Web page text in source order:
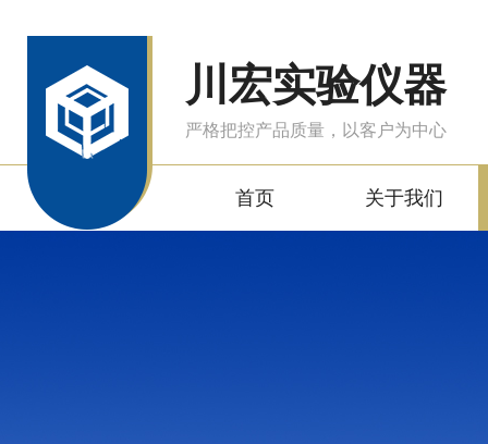
川宏实验仪器
严格把控产品质量，以客户为中心
首页 关于我们